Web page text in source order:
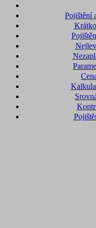
Pojištění